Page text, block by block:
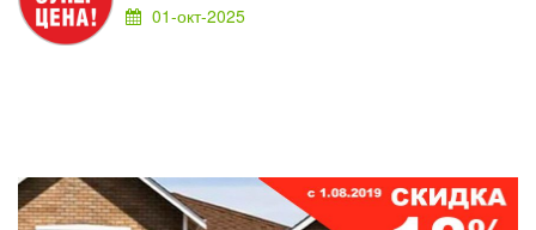
01-окт-2025